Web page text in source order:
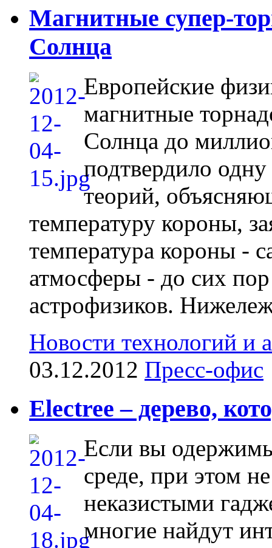
Магнитные супер-
Солнца
Европейские
магнитные
Солнца до
подтвердило
теорий,
температуру короны,
температура короны -
атмосферы - до сих пор
астрофизиков.
Новости технологий и
03.12.2012 Пресс-офис
Electree – дерево,
Если вы
среде, при этом
неказистыми
многие найдут